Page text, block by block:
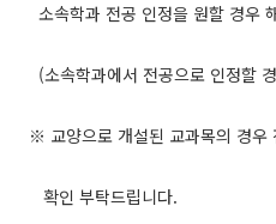
소속학과 전공 인정을 원할 경우
(소속학과에서 전공으로 인정할
※ 교양으로 개설된 교과목의 경우
확인 부탁드립니다.